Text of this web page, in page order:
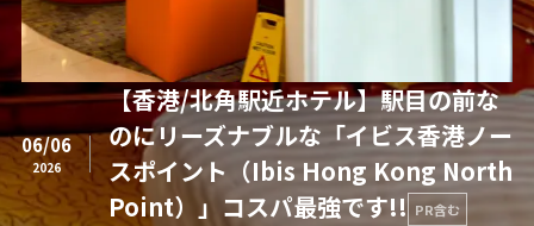
06/06
2026
【香港/北角駅近ホテル】駅目の前な
のにリーズナブルな「イビス香港ノー
スポイント（Ibis Hong Kong North
Point）」コスパ最強です!! PR含む